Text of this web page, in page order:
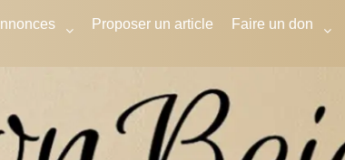
Proposer un article Faire un don